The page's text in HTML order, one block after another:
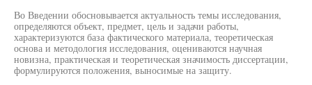
Во Введении обосновывается актуальность темы исследования,
определяются объект, предмет, цель и задачи работы,
характеризуются база фактического материала, теоретическая
основа и методология исследования, оцениваются научная
новизна, практическая и теоретическая значимость диссертации,
формулируются положения, выносимые на защиту.